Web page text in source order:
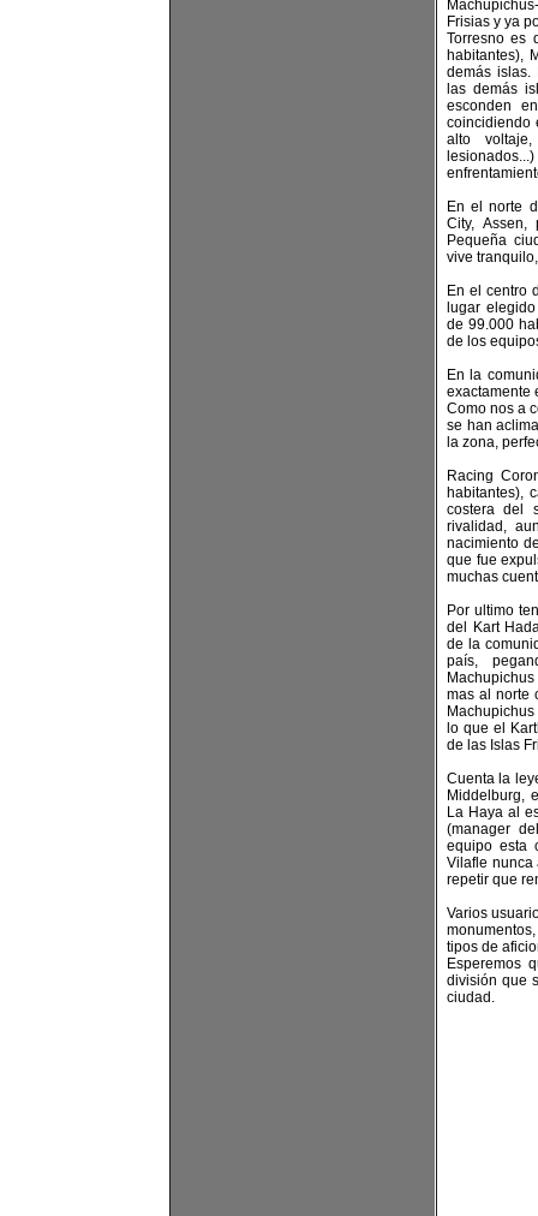
Frisias y ya
Torresno es
habitantes),
demás islas.
las demás
esconden
coincidiendo
alto
En el norte
City, Assen,
Pequeña
vive
En el centro
lugar
de 99.000
de los
En la
exactamente
Como nos a
se han
la zona,
Racing
habitantes),
costera del
rivalidad,
nacimiento
que fue
muchas
Por ultimo
del Kart
de la
país,
mas al norte
lo que el
de las Islas
Cuenta la
Middelburg,
La Haya al
(manager
equipo esta
Vilafle nunca
repetir que
Varios
tipos de
Esperemos
división que
ciudad.